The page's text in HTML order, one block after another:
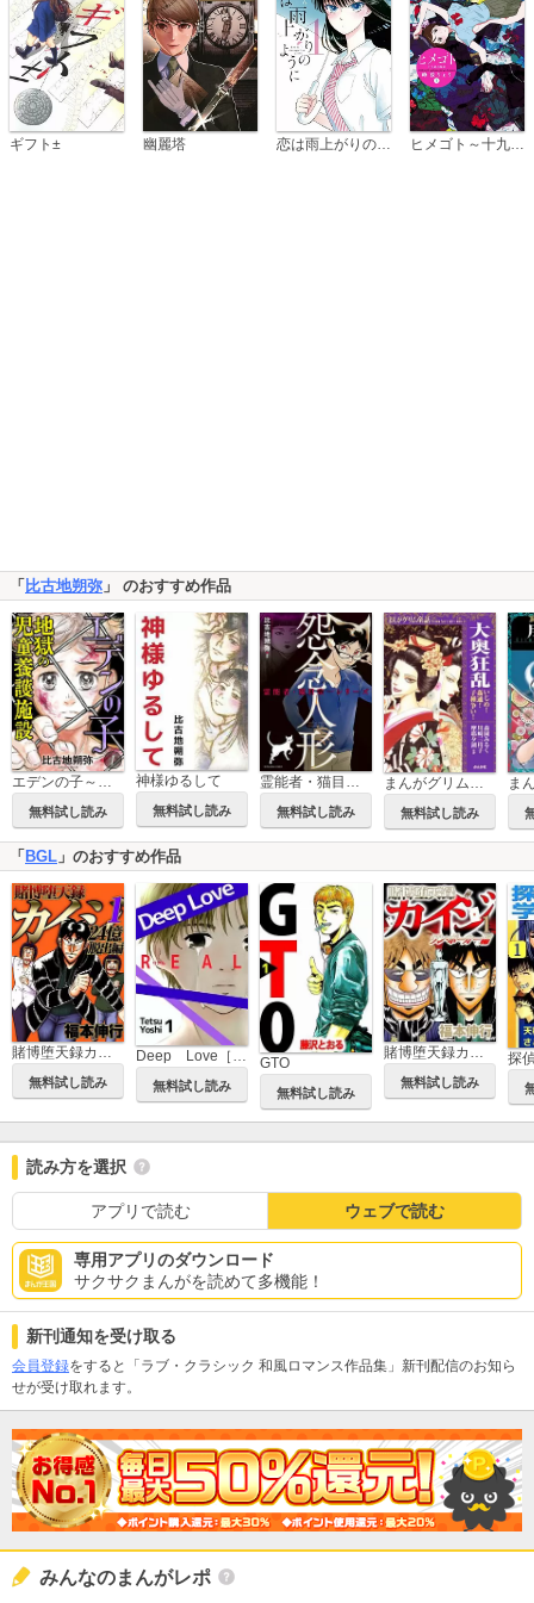
ギフト± 幽麗塔 ヒメゴト～十九歳の制服～
「比古地朔弥 」 のおすすめ作品
エデンの子～地獄の児童養護施設～
無料試し読み
神様ゆるして
無料試し読み
霊能者・猫目宗一シリーズ 怨念人形
無料試し読み
まんがグリム童話 大奥狂乱 いじめ！姦通！子種争い！
無料試し読み
「 BGL 」のおすすめ作品
賭博堕天録カイジ 24億脱出編
無料試し読み
Deep Love［REAL]
無料試し読み
GTO
無料試し読み
賭博堕天録カイジ ワン・ポーカー編
無料試し読み
探
読み方を選択
アプリで読む ウェブで読む
専用アプリのダウンロード
サクサクまんがを読めて多機能！
新刊通知を受け取る
会員登録をすると「ラブ・クラシック 和風ロマンス作品集」新刊配信のお知ら
せが受け取れます。
みんなのまんがレポ